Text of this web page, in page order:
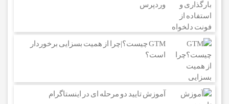
وردپرس
GTM چیست؟|چرا از همیت بسزایی برخوردار
است؟
آموزش تایید دو مرحله ای در اینستاگرام